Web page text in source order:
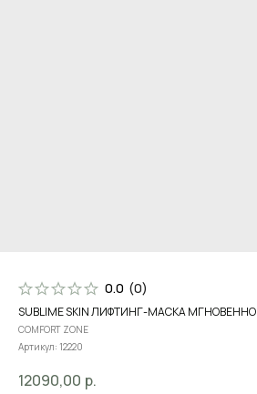
0.0 (0)
SUBLIME SKIN ЛИФТИНГ-МАСКА
COMFORT ZONE
Артикул: 12220
12090,00 р.